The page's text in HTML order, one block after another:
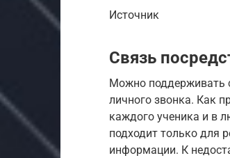
Источник
Связь
Можно поддерживать
личного звонка. Как
каждого ученика и в
подходит только для
информации. К